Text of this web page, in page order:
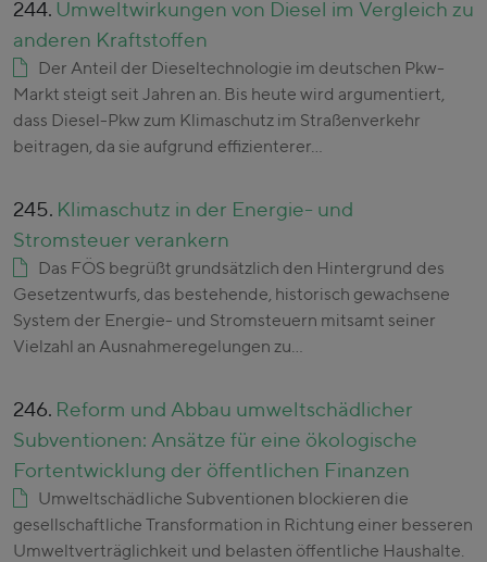
244. Umweltwirkungen von Diesel im Vergleich zu
anderen Kraftstoffen
Der Anteil der Dieseltechnologie im deutschen Pkw-
Markt steigt seit Jahren an. Bis heute wird argumentiert,
dass Diesel-Pkw zum Klimaschutz im Straßenverkehr
beitragen, da sie aufgrund effizienterer…
245. Klimaschutz in der Energie- und
Stromsteuer verankern
Das FÖS begrüßt grundsätzlich den Hintergrund des
Gesetzentwurfs, das bestehende, historisch gewachsene
System der Energie- und Stromsteuern mitsamt seiner
Vielzahl an Ausnahmeregelungen zu…
246. Reform und Abbau umweltschädlicher
Subventionen: Ansätze für eine ökologische
Fortentwicklung der öffentlichen Finanzen
Umweltschädliche Subventionen blockieren die
gesellschaftliche Transformation in Richtung einer besseren
Umweltverträglichkeit und belasten öffentliche Haushalte.